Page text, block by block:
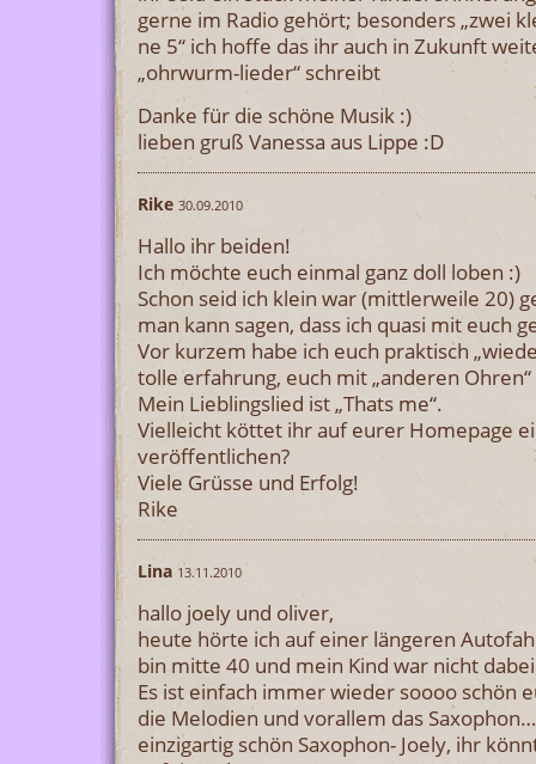
gerne im Radio gehört; besonders „zwei
ne 5“ ich hoffe das ihr auch in Zukunft
„ohrwurm-lieder“ schreibt
Danke für die schöne Musik :)
lieben gruß Vanessa aus Lippe :D
Rike 30.09.2010
Hallo ihr beiden!
Ich möchte euch einmal ganz doll loben :)
Schon seid ich klein war (mittlerweile 20)
man kann sagen, dass ich quasi mit euch
Vor kurzem habe ich euch praktisch
tolle erfahrung, euch mit „anderen
Mein Lieblingslied ist „Thats me“.
Vielleicht köttet ihr auf eurer Homepage
veröffentlichen?
Viele Grüsse und Erfolg!
Rike
Lina 13.11.2010
hallo joely und oliver,
heute hörte ich auf einer längeren
bin mitte 40 und mein Kind war nicht
Es ist einfach immer wieder soooo schön
die Melodien und vorallem das
einzigartig schön Saxophon- Joely, ihr